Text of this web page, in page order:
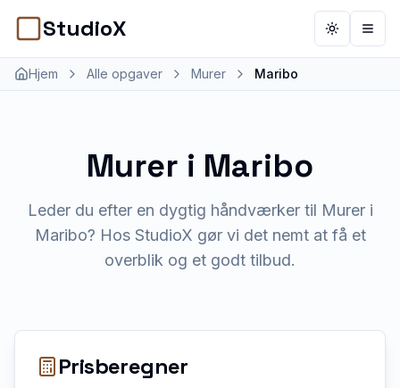
StudioX ToggleÅbn
Hjem Alle opgaver Murer Maribo
Murer i Maribo
Leder du efter en dygtig håndværker til Murer i
Maribo? Hos StudioX gør vi det nemt at få et
overblik og et godt tilbud.
Prisberegner